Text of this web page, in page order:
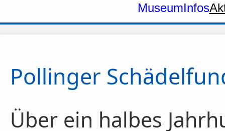
MuseumInfos
Pollinger
Über ein halbes